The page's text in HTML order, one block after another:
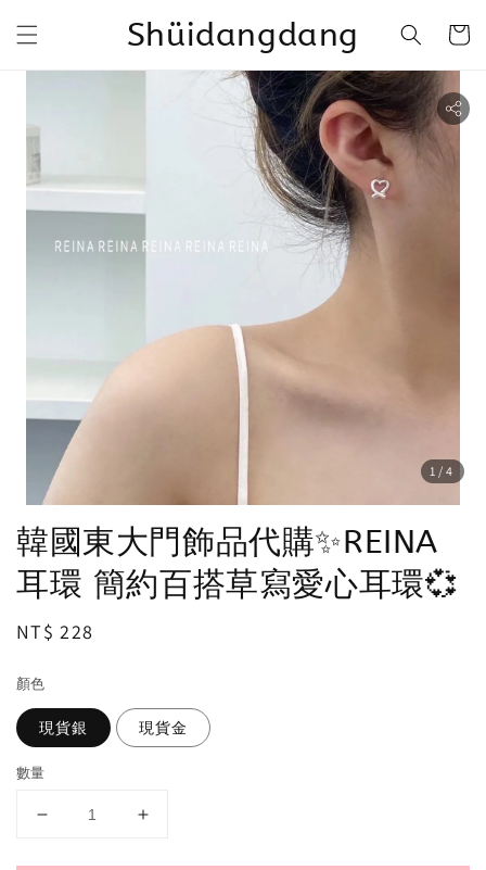
Shüidangdang
1 /4
韓國東大門飾品代購✨REINA
耳環 簡約百搭草寫愛心耳環💞
Regular
NT$ 228
顏色
現貨銀 現貨金
數量